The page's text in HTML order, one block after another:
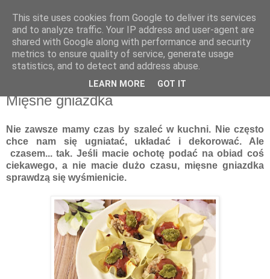
Recenzje na widelcu
Portal kulturalny - książki, recenzje, inspiracje, konkursy.
wtorek, 6 grudnia 2016
Mięsne gniazdka
Nie zawsze mamy czas by szaleć w kuchni. Nie często
chce nam się ugniatać, układać i dekorować. Ale
czasem... tak. Jeśli macie ochotę podać na obiad coś
ciekawego, a nie macie dużo czasu, mięsne gniazdka
sprawdzą się wyśmienicie.
This site uses cookies from Google to deliver its services
and to analyze traffic. Your IP address and user-agent are
shared with Google along with performance and security
metrics to ensure quality of service, generate usage
statistics, and to detect and address abuse.
LEARN MORE GOT IT